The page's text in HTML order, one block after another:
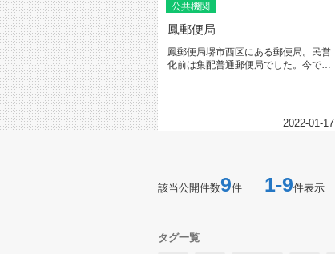
公共機関
鳳郵便局
鳳郵便局堺市西区にある郵便局。民営
化前は集配普通郵便局でした。今で
2022-01-17
該当公開件数9件 1-9件表示
タグ一覧